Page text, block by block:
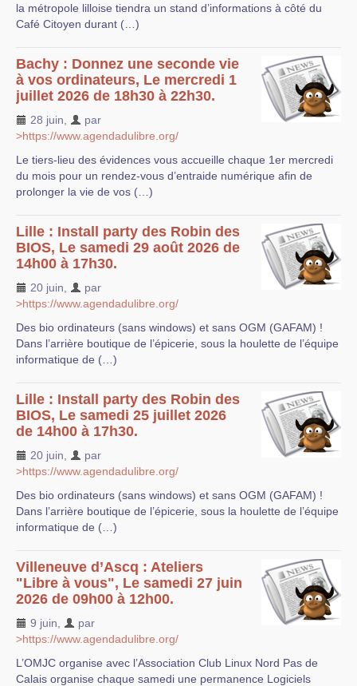
la métropole lilloise tiendra un stand d’informations à côté du
Café Citoyen durant (…)
Bachy : Donnez une seconde vie
à vos ordinateurs, Le mercredi 1
juillet 2026 de 18h30 à 22h30.
28 juin
par
>https://www.agendadulibre.org/
Le tiers-lieu des évidences vous accueille chaque 1er mercredi
du mois pour un rendez-vous d’entraide numérique afin de
prolonger la vie de vos (…)
Lille : Install party des Robin des
BIOS, Le samedi 29 août 2026 de
14h00 à 17h30.
20 juin
par
>https://www.agendadulibre.org/
Des bio ordinateurs (sans windows) et sans OGM (GAFAM) !
Dans l’arrière boutique de l’épicerie, sous la houlette de l’équipe
informatique de (…)
Lille : Install party des Robin des
BIOS, Le samedi 25 juillet 2026
de 14h00 à 17h30.
20 juin
par
>https://www.agendadulibre.org/
Des bio ordinateurs (sans windows) et sans OGM (GAFAM) !
Dans l’arrière boutique de l’épicerie, sous la houlette de l’équipe
informatique de (…)
Villeneuve d’Ascq : Ateliers
"Libre à vous", Le samedi 27 juin
2026 de 09h00 à 12h00.
9 juin
par
>https://www.agendadulibre.org/
L’OMJC organise avec l’Association Club Linux Nord Pas de
Calais organise chaque samedi une permanence Logiciels